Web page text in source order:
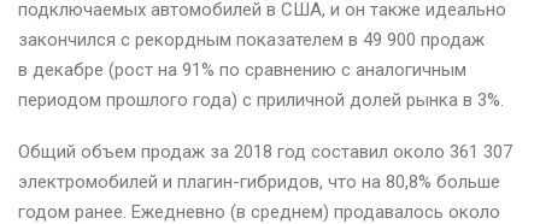
подключаемых автомобилей в США, и он также идеально
закончился с рекордным показателем в 49 900 продаж
в декабре (рост на 91% по сравнению с аналогичным
периодом прошлого года) с приличной долей рынка в 3%.
Общий объем продаж за 2018 год составил около 361 307
электромобилей и плагин-гибридов, что на 80,8% больше
годом ранее. Ежедневно (в среднем) продавалось около